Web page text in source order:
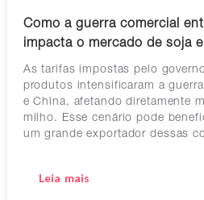
Como a guerra comercial
impacta o mercado de soja
As tarifas impostas pelo
produtos intensificaram a
e China, afetando diretamente
milho. Esse cenário pode
um grande exportador dessas
Leia mais